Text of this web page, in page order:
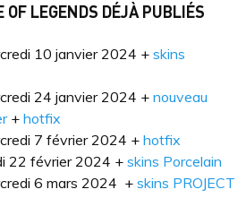
OF LEGENDS DÉJÀ PUBLIÉS
10 janvier 2024 + skins
24 janvier 2024 + nouveau
+ hotfix
7 février 2024 + hotfix
22 février 2024 +skins Porcelain
6 mars 2024 + skins PROJECT